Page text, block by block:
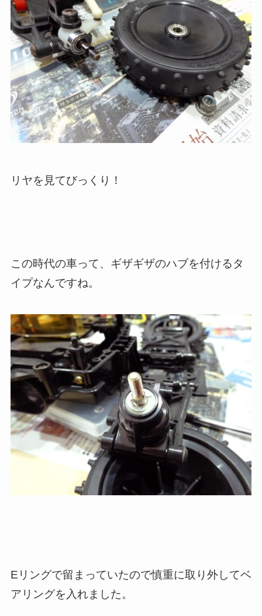
リヤを見てびっくり！
この時代の車って、ギザギザのハブを付けるタ
イプなんですね。
Eリングで留まっていたので慎重に取り外してベ
アリングを入れました。